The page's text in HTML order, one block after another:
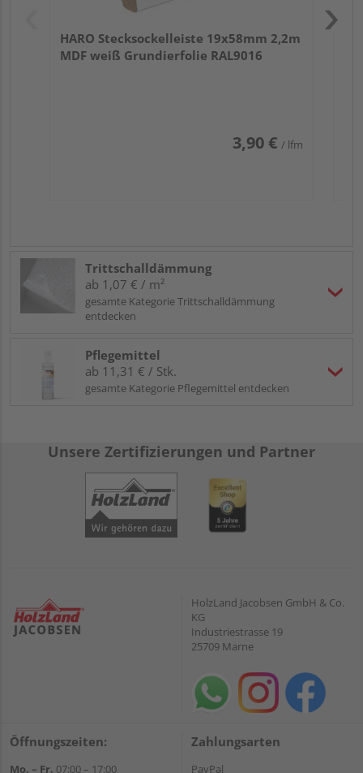
HARO Stecksockelleiste 19x58mm 2,2m
MDF weiß Grundierfolie RAL9016
3,90 € / lfm
Trittschalldämmung
ab 1,07 € / m²
gesamte Kategorie Trittschalldämmung
entdecken
Pflegemittel
ab 11,31 € / Stk.
gesamte Kategorie Pflegemittel entdecken
Unsere Zertifizierungen und Partner
HolzLand Jacobsen GmbH & Co.
KG
Industriestrasse 19
25709 Marne
Öffnungszeiten:
Mo. – Fr. 07:00 – 17:00
Zahlungsarten
PayPal